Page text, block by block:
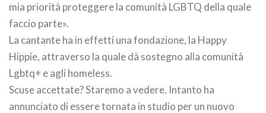
mia priorità proteggere la comunità LGBTQ della quale
faccio parte».
La cantante ha in effetti una fondazione, la Happy
Hippie, attraverso la quale dà sostegno alla comunità
Lgbtq+ e agli homeless.
Scuse accettate? Staremo a vedere. Intanto ha
annunciato di essere tornata in studio per un nuovo